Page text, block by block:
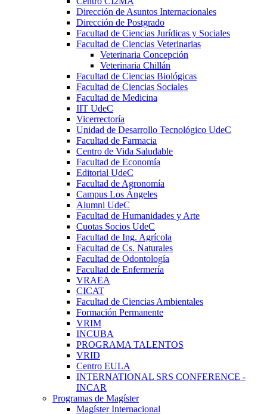
Dirección de Asuntos Internacionales
Dirección de Postgrado
Facultad de Ciencias Jurídicas y Sociales
Facultad de Ciencias Veterinarias
Veterinaria Concepción
Veterinaria Chillán
Facultad de Ciencias Biológicas
Facultad de Ciencias Sociales
Facultad de Medicina
IIT UdeC
Vicerrectoría
Unidad de Desarrollo Tecnológico UdeC
Facultad de Farmacia
Centro de Vida Saludable
Facultad de Economía
Editorial UdeC
Facultad de Agronomía
Campus Los Ángeles
Alumni UdeC
Facultad de Humanidades y Arte
Cuotas Socios UdeC
Facultad de Ing. Agrícola
Facultad de Cs. Naturales
Facultad de Odontología
Facultad de Enfermería
VRAEA
CICAT
Facultad de Ciencias Ambientales
Formación Permanente
VRIM
INCUBA
PROGRAMA TALENTOS
VRID
Centro EULA
INTERNATIONAL SRS CONFERENCE -
INCAR
Programas de Magíster
Magíster Internacional